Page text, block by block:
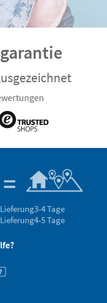
Lieferung3-4 Tage
Lieferung4-5 Tage